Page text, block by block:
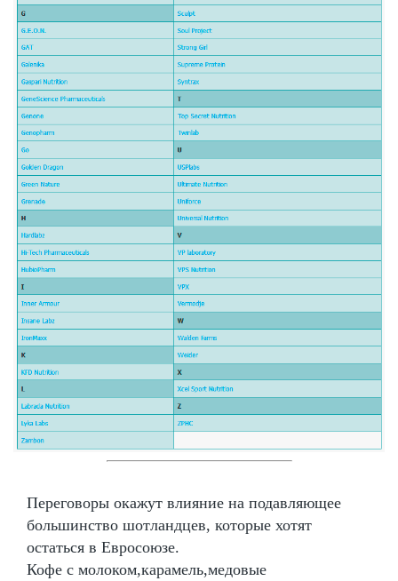
Переговоры окажут влияние на подавляющее
большинство шотландцев, которые хотят
остаться в Евросоюзе.
Кофе с молоком,карамель,медовые